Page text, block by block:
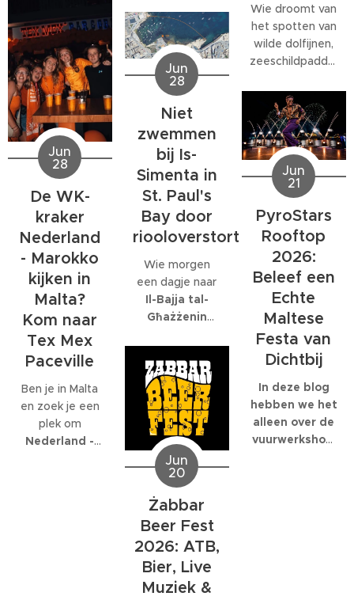
meer dan alleen
een baan. Veel
bedrijven
bieden
behoorlijk wat
extra's, van
teamuitjes en
interne
activiteiten tot
grote
personeelsfeesten.
En als je bij een
internationaal
bedrijf met
honderden
collega's werkt,
kunnen die
feesten
behoorlijk groot
worden.
noordwestenwinden
(W/NW)
verwacht.
Volgens het
Malta Red Cross
kan de wind
tijdelijk
toenemen tot
windkracht 6
met name op
donderdag 2
juli.
Wie droomt van
het spotten van
wilde dolfijnen,
zeeschildpadden
zeeleven
tijdens een
verblijf op Malta,
komt al snel tot
de ontdekking
dat daar
eigenlijk maar
één organisatie
volledig op is
gespecialiseerd:
EcoMarine
Malta .
Jun
28
De WK-
kraker
Nederland
- Marokko
kijken in
Malta?
Kom naar
Tex Mex
Paceville
Ben je in Malta
en zoek je een
plek om
Nederland -
Jun
28
Niet
zwemmen
bij Is-
Simenta in
St. Paul's
Bay door
riooloverstort
Wie morgen
een dagje naar
Il-Bajja tal-
Għażżenin
inSt. Paul's
Baywil gaan,
kan beter een
ander strand
kiezen. De
Maltese
Environmental
Health
Directorate
heeft
zaterdagavond
een officiële
waarschuwing
afgegeven om
Jun
21
PyroStars
Rooftop
2026:
Beleef een
Echte
Maltese
Festa van
Dichtbij
In deze blog
hebben we het
alleen over de
vuurwerkshow
Jun
20
Żabbar
Beer Fest
2026: ATB,
Bier, Live
Muziek &